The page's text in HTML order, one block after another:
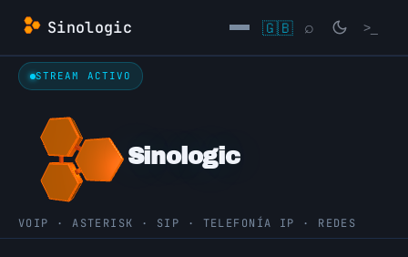
Saltar
contenido
Sinologic 🇬🇧 ⌕ >_
STREAM ACTIVO
Sinologic
VOIP · ASTERISK · SIP · TELEFONÍA IP · REDES